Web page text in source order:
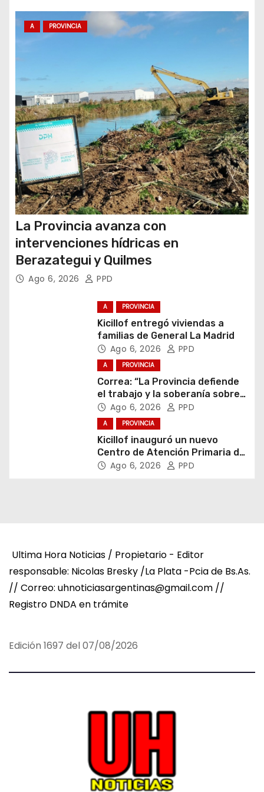
t
r
a
d
a
s
A PROVINCIA
La Provincia avanza con
intervenciones hídricas en
Berazategui y Quilmes
Ago 6, 2026 PPD
A PROVINCIA
Kicillof entregó viviendas a
familias de General La Madrid
Ago 6, 2026 PPD
A PROVINCIA
Correa: “La Provincia defiende
el trabajo y la soberanía sobre
puertos y ríos”
Ago 6, 2026 PPD
A PROVINCIA
Kicillof inauguró un nuevo
Centro de Atención Primaria de
la Salud
Ago 6, 2026 PPD
Ultima Hora Noticias / Propietario - Editor
responsable: Nicolas Bresky /La Plata -Pcia de Bs.As.
// Correo: uhnoticiasargentinas@gmail.com //
Registro DNDA en trámite
Edición 1697 del 07/08/2026